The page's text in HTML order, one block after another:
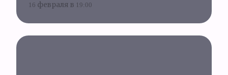
16 февраля в 19:00